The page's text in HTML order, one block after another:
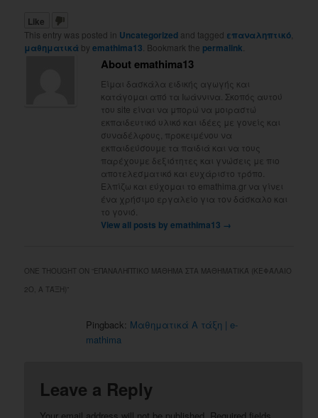
Like
This entry was posted in Uncategorized and tagged επαναληπτικό
μαθηματικά byemathima13 . Bookmark the permalink
About emathima13
Είμαι δασκάλα ειδικής αγωγής και
κατάγομαι από τα Ιωάννινα. Σκοπός αυτού
του site είναι να μπορώ να μοιραστώ
εκπαιδευτικό υλικό και ιδέες με γονείς και
συναδέλφους, προκειμένου να
εκπαιδεύσουμε τα παιδιά και να τους
παρέχουμε δεξιότητες και γνώσεις με πιο
αποτελεσματικό και ευχάριστο τρόπο.
Ελπίζω και εύχομαι το emathima.gr να γίνει
ένα χρήσιμο εργαλείο για τον δάσκαλο και
το γονιό.
View all posts by emathima13 →
ONE THOUGHT ON “ΕΠΑΝΑΛΗΠΤΙΚΌ ΜΆΘΗΜΑ ΣΤΑ ΜΑΘΗΜΑΤΙΚΆ (ΚΕΦΆΛΑΙΟ
2Ο, Α ΤΆΞΗ) ”
Pingback: Μαθηματικά Α τάξη | e-
mathima
Leave a Reply
Your email address will not be published. Required fields